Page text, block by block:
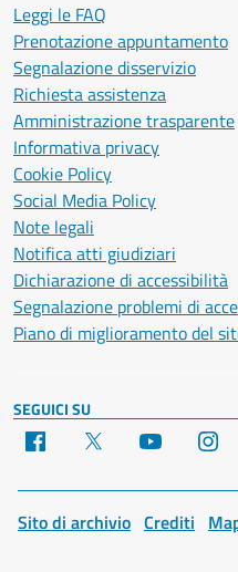
Leggi le FAQ
Prenotazione appuntamento
Segnalazione disservizio
Richiesta assistenza
Amministrazione trasparente
Informativa privacy
Cookie Policy
Social Media Policy
Note legali
Notifica atti giudiziari
Dichiarazione di accessibilità
Segnalazione problemi di
Piano di miglioramento del
SEGUICI SU
Facebook YouTube
Sito di archivio Crediti